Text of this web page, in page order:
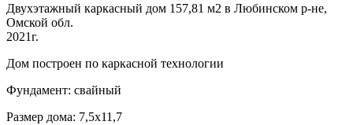
Двухэтажный каркасный дом 157,81 м2 в Любинском р-не,
Омской обл.
2021г.
Дом построен по каркасной технологии
Фундамент: свайный
Размер дома: 7,5х11,7